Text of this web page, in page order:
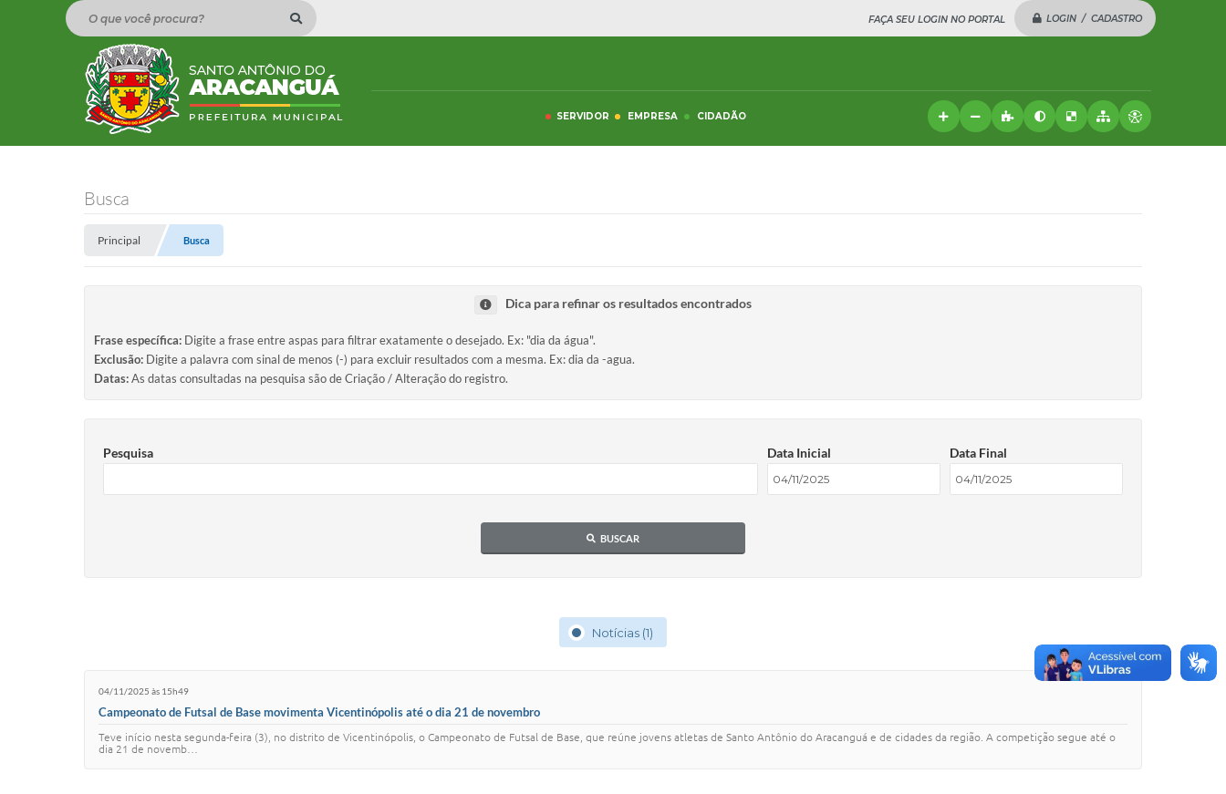
FAÇA SEU LOGIN NO PORTAL LOGIN / CADASTRO
O que você procura?
SERVIDOR EMPRESA CIDADÃO
Busca
Principal Busca
Dica para refinar os resultados encontrados
Frase específica: Digite a frase entre aspas para filtrar exatamente o desejado. Ex: "dia da água".
Exclusão: Digite a palavra com sinal de menos (-) para excluir resultados com a mesma. Ex: dia da -agua.
Datas:As datas consultadas na pesquisa são de Criação / Alteração do registro.
Pesquisa Data Inicial Data Final
BUSCAR
Notícias (1)
04/11/2025 às 15h49
Campeonato de Futsal de Base movimenta Vicentinópolis até o dia 21 de novembro
Teve início nesta segunda-feira (3), no distrito de Vicentinópolis, o Campeonato de Futsal de Base, que reúne jovens atletas de Santo Antônio do Aracanguá e de cidades da região. A competição segue até o
dia 21 de novemb…